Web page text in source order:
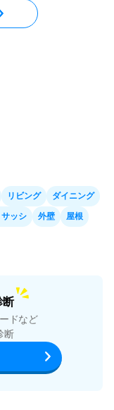
リビング ダイニング
ッシ 外壁 屋根
断
ドなど
断